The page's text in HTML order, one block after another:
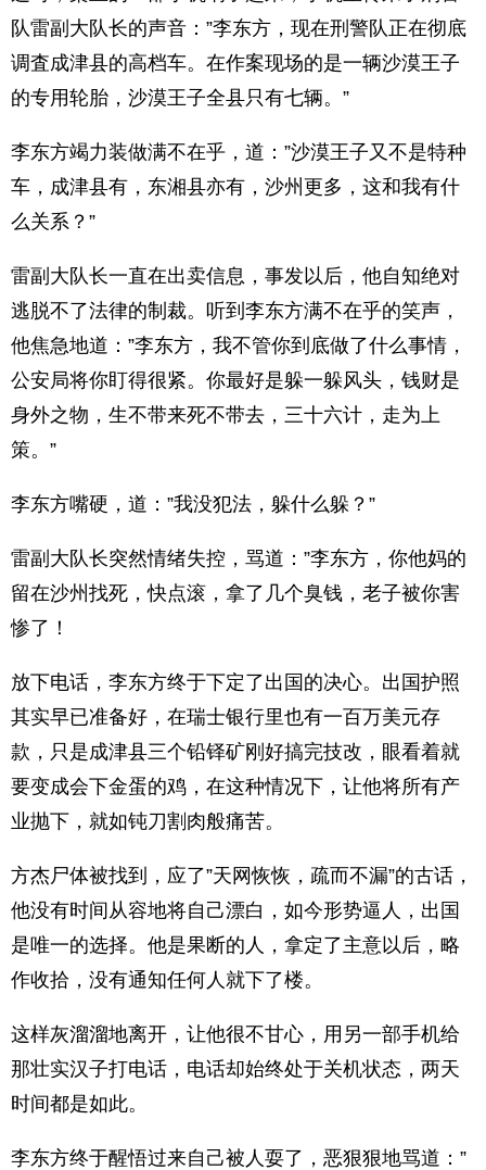
队雷副大队长的声音：”李东方，现在刑警队正在彻底
调査成津县的高档车。在作案现场的是一辆沙漠王子
的专用轮胎，沙漠王子全县只有七辆。”
李东方竭力装做满不在乎，道：”沙漠王子又不是特种
车，成津县有，东湘县亦有，沙州更多，这和我有什
么关系？”
雷副大队长一直在出卖信息，事发以后，他自知绝对
逃脱不了法律的制裁。听到李东方满不在乎的笑声，
他焦急地道：”李东方，我不管你到底做了什么事情，
公安局将你盯得很紧。你最好是躲一躲风头，钱财是
身外之物，生不带来死不带去，三十六计，走为上
策。”
李东方嘴硬，道：”我没犯法，躲什么躲？”
雷副大队长突然情绪失控，骂道：”李东方，你他妈的
留在沙州找死，快点滚，拿了几个臭钱，老子被你害
惨了！
放下电话，李东方终于下定了出国的决心。出国护照
其实早已准备好，在瑞士银行里也有一百万美元存
款，只是成津县三个铅铎矿刚好搞完技改，眼看着就
要变成会下金蛋的鸡，在这种情况下，让他将所有产
业抛下，就如钝刀割肉般痛苦。
方杰尸体被找到，应了”天网恢恢，疏而不漏”的古话，
他没有时间从容地将自己漂白，如今形势逼人，出国
是唯一的选择。他是果断的人，拿定了主意以后，略
作收拾，没有通知任何人就下了楼。
这样灰溜溜地离开，让他很不甘心，用另一部手机给
那壮实汉子打电话，电话却始终处于关机状态，两天
时间都是如此。
李东方终于醒悟过来自己被人耍了，恶狠狠地骂道：”